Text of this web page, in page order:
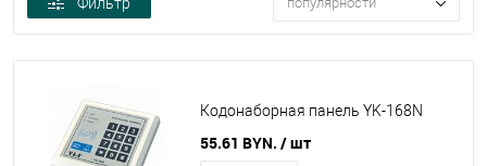
Кодонаборная панель YK-168N
55.61 BYN. / шт